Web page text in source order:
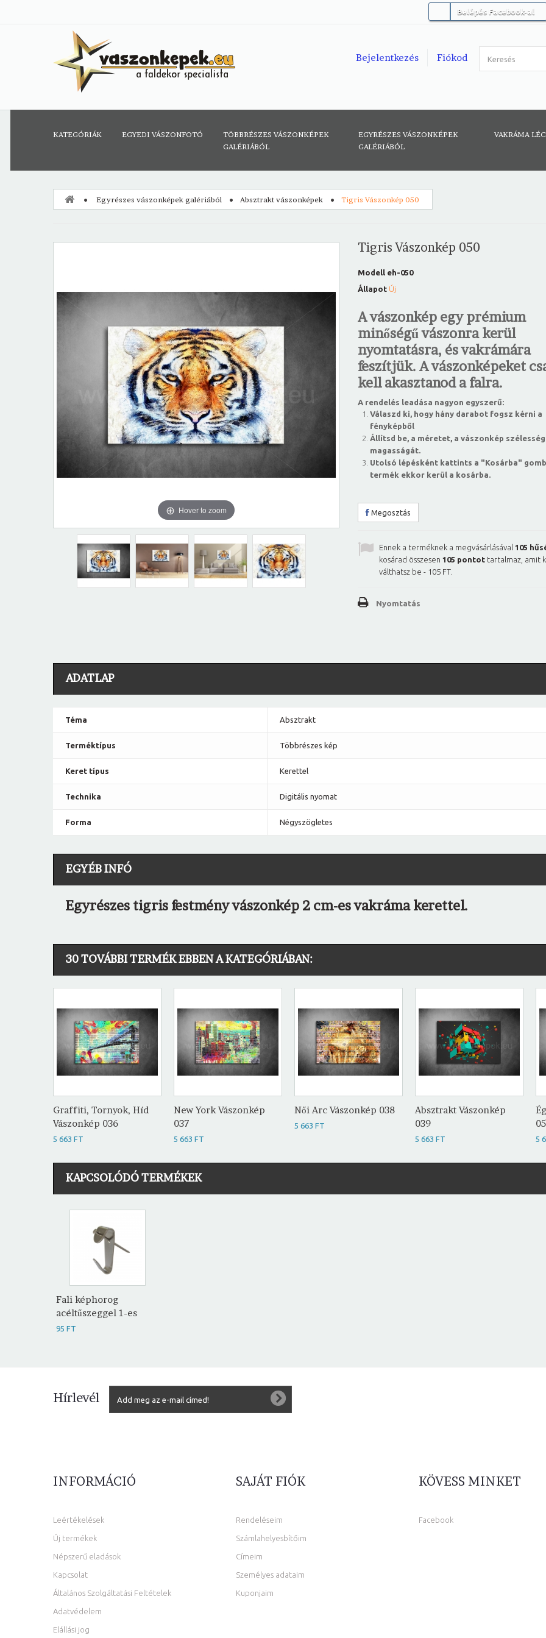
Belépés Facebook-al
Fiókod
Bejelentkezés
KATEGÓRIÁK EGYEDI VÁSZONFOTÓ
TÖBBRÉSZES VÁSZONKÉPEK
GALÉRIÁBÓL
EGYRÉSZES VÁSZONKÉPEK
GALÉRIÁBÓL
VAKRÁMA
Egyrészes vászonképek galériából Absztrakt vászonképek Tigris Vászonkép 050
Hover to zoom
Tigris Vászonkép 050
Modell eh-050
Állapot Új
A vászonkép egy prémium
minőségű vászonra kerül
nyomtatásra, és vakrámára
feszítjük. A vászonképeket
kell akasztanod a falra.
A rendelés leadása nagyon egyszerű:
Válaszd ki, hogy hány darabot fogsz kérni a
fényképből
Állítsd be, a méretet, a vászonkép
magasságát.
Utolsó lépésként kattints a "Kosárba"
termék ekkor kerül a kosárba.
Megosztás
Ennek a terméknek a megvásárlásával 105
kosárad összesen 105 pontot tartalmaz, amit
válthatsz be - 105 FT.
Nyomtatás
ADATLAP
Téma Absztrakt
Terméktípus Többrészes kép
Keret típus Kerettel
Technika Digitális nyomat
Forma Négyszögletes
EGYÉB INFÓ
Egyrészes tigris festmény vászonkép 2 cm-es vakráma kerettel.
30 TOVÁBBI TERMÉK EBBEN A KATEGÓRIÁBAN:
Graffiti, Tornyok, Híd
Vászonkép 036
5 663 FT
New York Vászonkép
037
5 663 FT
Női Arc Vászonkép 038
5 663 FT
Absztrakt Vászonkép
039
5 663 FT 5
KAPCSOLÓDÓ TERMÉKEK
Fali képhorog
acéltűszeggel 1-es
95 FT
Hírlevél
INFORMÁCIÓ
Leértékelések
Új termékek
Népszerű eladások
Kapcsolat
Általános Szolgáltatási Feltételek
Adatvédelem
Elállási jog
SAJÁT FIÓK
Rendeléseim
Számlahelyesbítőim
Címeim
Személyes adataim
Kuponjaim
KÖVESS MINKET
Facebook